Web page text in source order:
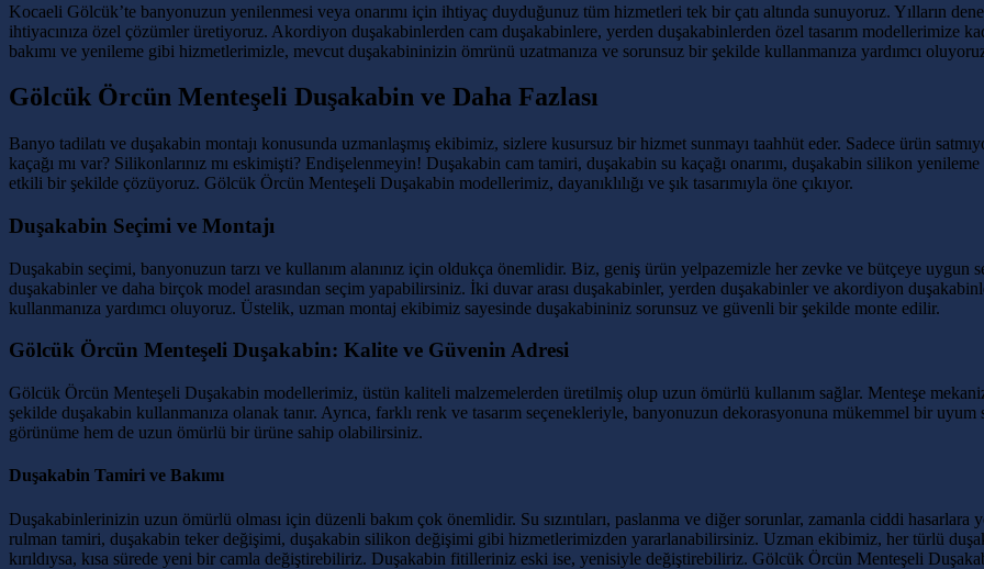
Kocaeli Gölcük’te banyonuzun yenilenmesi veya onarımı için ihtiyaç duyduğunuz tüm hizmetleri tek bir çatı altında sunuyoruz. Yılların
ihtiyacınıza özel çözümler üretiyoruz. Akordiyon duşakabinlerden cam duşakabinlere, yerden duşakabinlerden özel tasarım modellerimize
bakımı ve yenileme gibi hizmetlerimizle, mevcut duşakabininizin ömrünü uzatmanıza ve sorunsuz bir şekilde kullanmanıza yardımcı
Gölcük Örcün Menteşeli Duşakabin ve Daha Fazlası
Banyo tadilatı ve duşakabin montajı konusunda uzmanlaşmış ekibimiz, sizlere kusursuz bir hizmet sunmayı taahhüt eder. Sadece ürün
kaçağı mı var? Silikonlarınız mı eskimişti? Endişelenmeyin! Duşakabin cam tamiri, duşakabin su kaçağı onarımı, duşakabin silikon
etkili bir şekilde çözüyoruz. Gölcük Örcün Menteşeli Duşakabin modellerimiz, dayanıklılığı ve şık tasarımıyla öne çıkıyor.
Duşakabin Seçimi ve Montajı
Duşakabin seçimi, banyonuzun tarzı ve kullanım alanınız için oldukça önemlidir. Biz, geniş ürün yelpazemizle her zevke ve bütçeye
duşakabinler ve daha birçok model arasından seçim yapabilirsiniz. İki duvar arası duşakabinler, yerden duşakabinler ve akordiyon
kullanmanıza yardımcı oluyoruz. Üstelik, uzman montaj ekibimiz sayesinde duşakabininiz sorunsuz ve güvenli bir şekilde monte edilir.
Gölcük Örcün Menteşeli Duşakabin: Kalite ve Güvenin Adresi
Gölcük Örcün Menteşeli Duşakabin modellerimiz, üstün kaliteli malzemelerden üretilmiş olup uzun ömürlü kullanım sağlar. Menteşe
şekilde duşakabin kullanmanıza olanak tanır. Ayrıca, farklı renk ve tasarım seçenekleriyle, banyonuzun dekorasyonuna mükemmel bir
görünüme hem de uzun ömürlü bir ürüne sahip olabilirsiniz.
Duşakabin Tamiri ve Bakımı
Duşakabinlerinizin uzun ömürlü olması için düzenli bakım çok önemlidir. Su sızıntıları, paslanma ve diğer sorunlar, zamanla ciddi
rulman tamiri, duşakabin teker değişimi, duşakabin silikon değişimi gibi hizmetlerimizden yararlanabilirsiniz. Uzman ekibimiz, her türlü
kırıldıysa, kısa sürede yeni bir camla değiştirebiliriz. Duşakabin fitilleriniz eski ise, yenisiyle değiştirebiliriz. Gölcük Örcün Menteşeli